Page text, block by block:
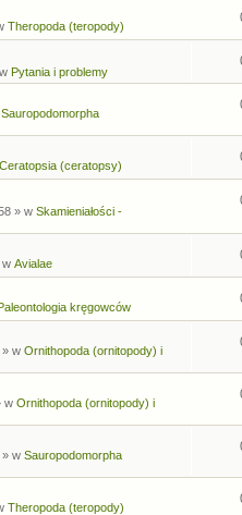
Theropoda (teropody)
Pytania i problemy
Sauropodomorpha
Ceratopsia (ceratopsy)
» w Skamieniałości -
w Avialae
kręgowców
» w Ornithopoda (ornitopody) i
w Ornithopoda (ornitopody) i
» w Sauropodomorpha
Theropoda (teropody)